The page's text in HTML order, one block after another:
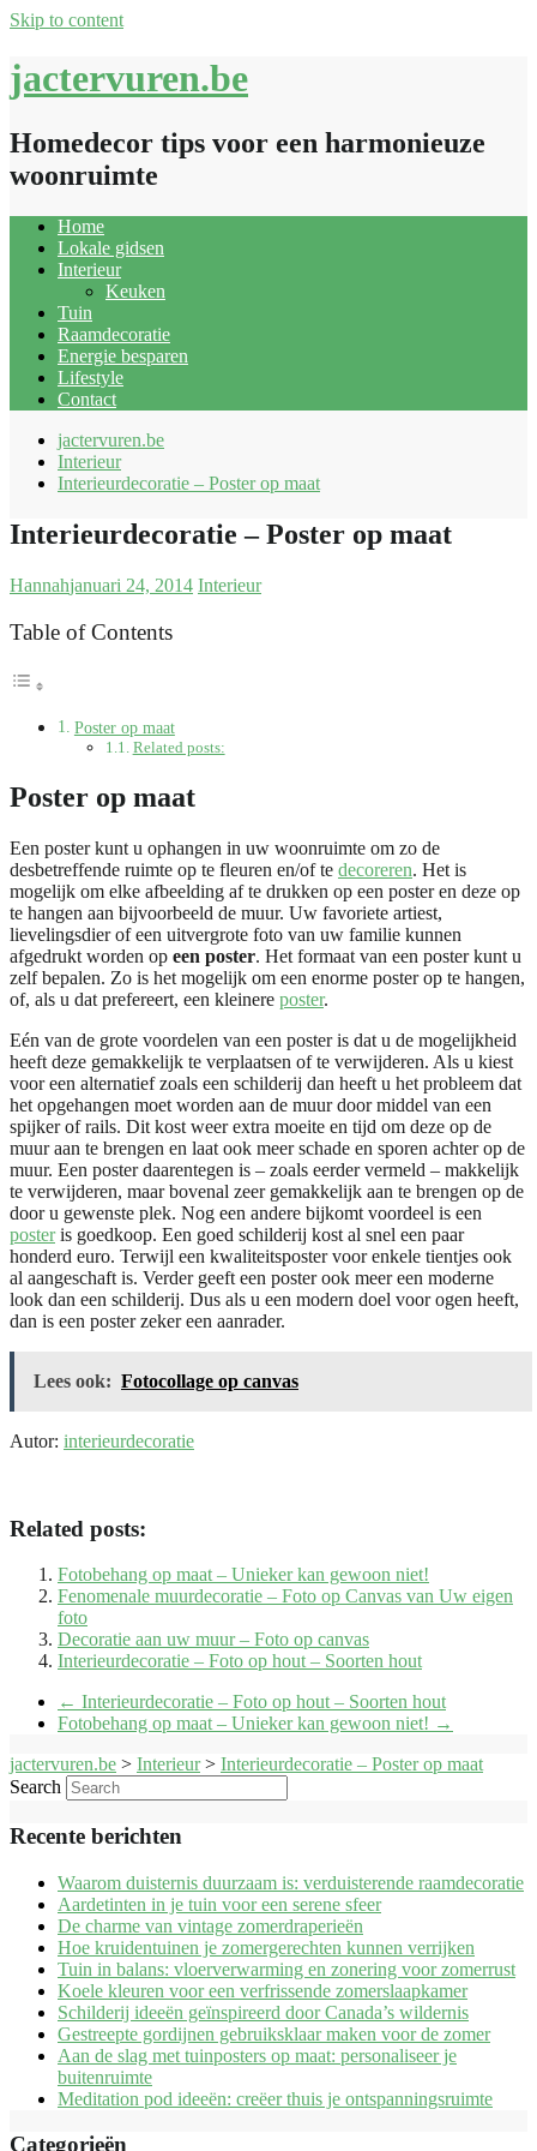
Skip to content
jactervuren.be
Homedecor tips voor een harmonieuze
woonruimte
Home
Lokale gidsen
Interieur
Keuken
Tuin
Raamdecoratie
Energie besparen
Lifestyle
Contact
jactervuren.be
Interieur
Interieurdecoratie – Poster op maat
Interieurdecoratie – Poster op maat
Hannahjanuari 24, 2014 Interieur
Table of Contents
Poster op maat
Related posts:
Poster op maat
Een poster kunt u ophangen in uw woonruimte om zo de
desbetreffende ruimte op te fleuren en/of te decoreren. Het is
mogelijk om elke afbeelding af te drukken op een poster en deze op
te hangen aan bijvoorbeeld de muur. Uw favoriete artiest,
lievelingsdier of een uitvergrote foto van uw familie kunnen
afgedrukt worden op een poster. Het formaat van een poster kunt u
zelf bepalen. Zo is het mogelijk om een enorme poster op te hangen,
of, als u dat prefereert, een kleinere poster.
Eén van de grote voordelen van een poster is dat u de mogelijkheid
heeft deze gemakkelijk te verplaatsen of te verwijderen. Als u kiest
voor een alternatief zoals een schilderij dan heeft u het probleem dat
het opgehangen moet worden aan de muur door middel van een
spijker of rails. Dit kost weer extra moeite en tijd om deze op de
muur aan te brengen en laat ook meer schade en sporen achter op de
muur. Een poster daarentegen is – zoals eerder vermeld – makkelijk
te verwijderen, maar bovenal zeer gemakkelijk aan te brengen op de
door u gewenste plek. Nog een andere bijkomt voordeel is een
posteris goedkoop. Een goed schilderij kost al snel een paar
honderd euro. Terwijl een kwaliteitsposter voor enkele tientjes ook
al aangeschaft is. Verder geeft een poster ook meer een moderne
look dan een schilderij. Dus als u een modern doel voor ogen heeft,
dan is een poster zeker een aanrader.
Lees ook: Fotocollage op canvas
Autor: interieurdecoratie
Related posts:
Fotobehang op maat – Unieker kan gewoon niet!
Fenomenale muurdecoratie – Foto op Canvas van Uw eigen
foto
Decoratie aan uw muur – Foto op canvas
Interieurdecoratie – Foto op hout – Soorten hout
← Interieurdecoratie – Foto op hout – Soorten hout
Fotobehang op maat – Unieker kan gewoon niet! →
jactervuren.be > Interieur> Interieurdecoratie – Poster op maat
Search
Recente berichten
Waarom duisternis duurzaam is: verduisterende raamdecoratie
Aardetinten in je tuin voor een serene sfeer
De charme van vintage zomerdraperieën
Hoe kruidentuinen je zomergerechten kunnen verrijken
Tuin in balans: vloerverwarming en zonering voor zomerrust
Koele kleuren voor een verfrissende zomerslaapkamer
Schilderij ideeën geïnspireerd door Canada’s wildernis
Gestreepte gordijnen gebruiksklaar maken voor de zomer
Aan de slag met tuinposters op maat: personaliseer je
buitenruimte
Meditation pod ideeën: creëer thuis je ontspanningsruimte
Categorieën